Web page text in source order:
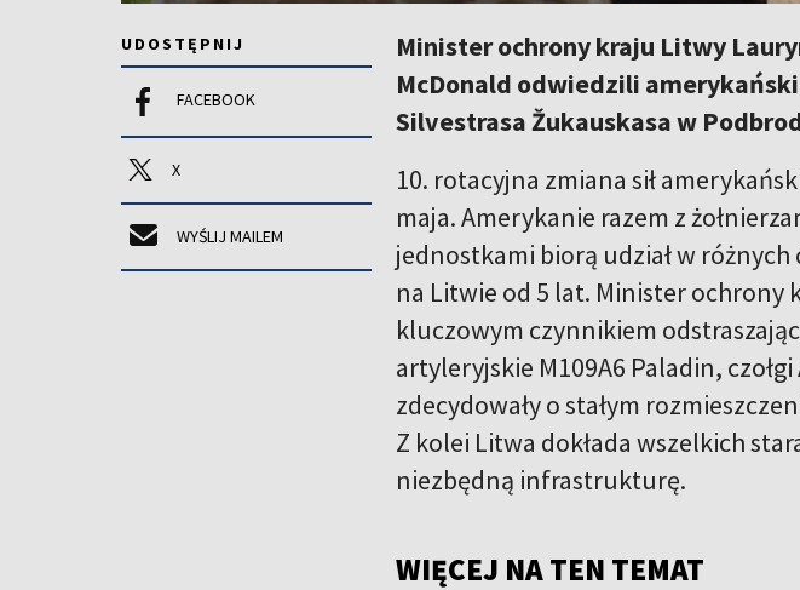
UDOSTĘPNIJ
FACEBOOK
X
WYŚLIJ MAILEM
Minister ochrony kraju Litwy
McDonald odwiedzili
Silvestrasa Žukauskasa w
10. rotacyjna zmiana sił
maja. Amerykanie razem z
jednostkami biorą udział w
na Litwie od 5 lat. Minister ochrony
kluczowym czynnikiem
artyleryjskie M109A6 Paladin,
zdecydowały o stałym
Z kolei Litwa dokłada wszelkich
niezbędną infrastrukturę.
WIĘCEJ NA TEN TEMAT